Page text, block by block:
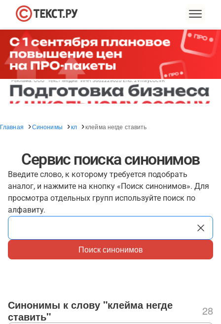
Главная Синонимы кл клейма негде ставить
Сервис поиска синонимов
Введите слово, к которому требуется подобрать
аналог, и нажмите на кнопку «Поиск синонимов». Для
просмотра отдельных групп используйте поиск по
алфавиту.
Поиск синонимов
Синонимы к слову "клейма негде
ставить"
28